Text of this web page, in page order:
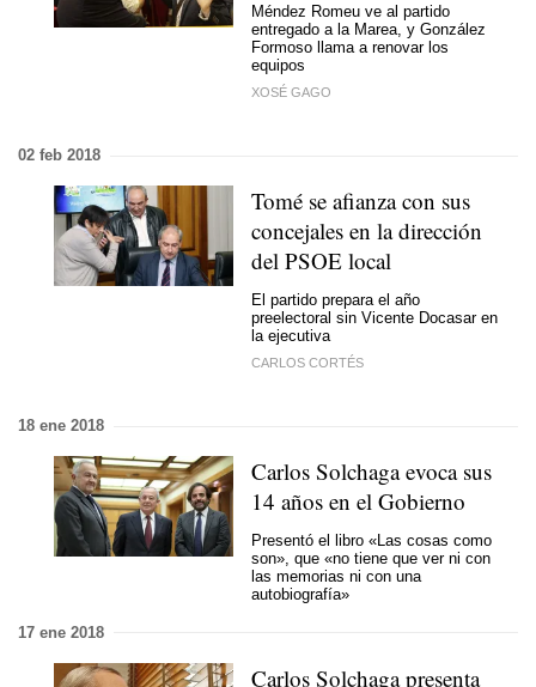
Méndez Romeu ve al partido
entregado a la Marea, y González
Formoso llama a renovar los
equipos
XOSÉ GAGO
02 feb 2018
Tomé se afianza con sus
concejales en la dirección
del PSOE local
El partido prepara el año
preelectoral sin Vicente Docasar en
la ejecutiva
CARLOS CORTÉS
18 ene 2018
Carlos Solchaga evoca sus
14 años en el Gobierno
Presentó el libro «Las cosas como
son», que «no tiene que ver ni con
las memorias ni con una
autobiografía»
17 ene 2018
Carlos Solchaga presenta